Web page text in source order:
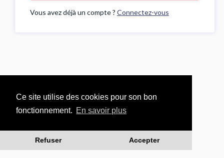
Ce site utilise des cookies pour son bon
fonctionnement. En savoir plus
Refuser Accepter
Vous avez déjà un compte ? Connectez-vous